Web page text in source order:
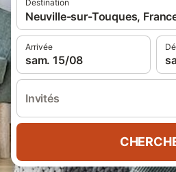
Destination
Neuville-sur-Touques,
Arrivée
sam. 15/08
Invités